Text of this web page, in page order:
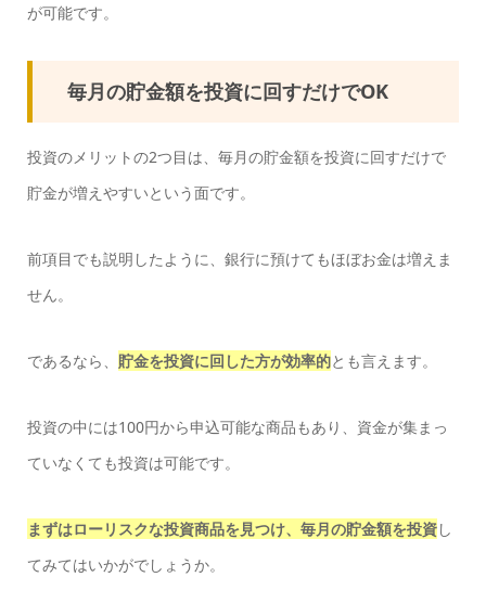
が可能です。
毎月の貯金額を投資に回すだけでOK
投資のメリットの2つ目は、毎月の貯金額を投資に回すだけで
貯金が増えやすいという面です。
前項目でも説明したように、銀行に預けてもほぼお金は増えま
せん。
であるなら、 貯金を投資に回した方が効率的とも言えます。
投資の中には100円から申込可能な商品もあり、資金が集まっ
ていなくても投資は可能です。
まずはローリスクな投資商品を見つけ、毎月の貯金額を投資し
てみてはいかがでしょうか。